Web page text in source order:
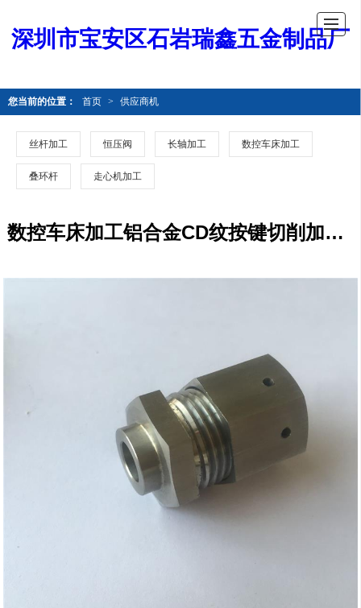
深圳市宝安区石岩瑞鑫五金制品厂
您当前的位置： 首页 > 供应商机
丝杆加工 恒压阀 长轴加工 数控车床加工
叠环杆 走心机加工
数控车床加工铝合金CD纹按键切削加工 交期准时